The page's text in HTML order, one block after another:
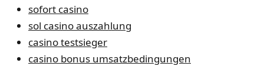
sofort casino
sol casino auszahlung
casino testsieger
casino bonus umsatzbedingungen